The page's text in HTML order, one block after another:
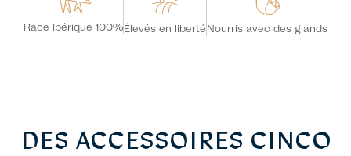
Race Ibérique 100%Élevés en liberté Nourris avec des glands
DES ACCESSOIRES CINCO